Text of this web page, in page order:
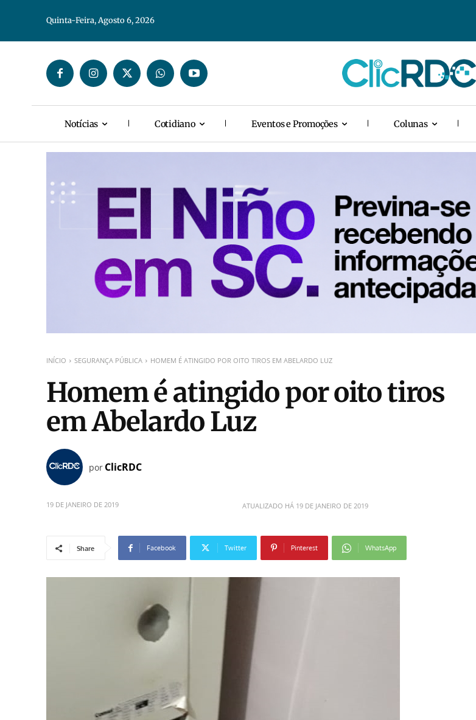
Quinta-Feira, Agosto 6, 2026
Notícias Cotidiano Eventos e Promoções Colunas
INÍCIO SEGURANÇA PÚBLICA HOMEM É ATINGIDO POR OITO TIROS EM ABELARDO LUZ
Homem é atingido por oito tiros
em Abelardo Luz
por ClicRDC
19 DE JANEIRO DE 2019 ATUALIZADO HÁ 19 DE JANEIRO DE 2019
Share Facebook Twitter Pinterest WhatsApp